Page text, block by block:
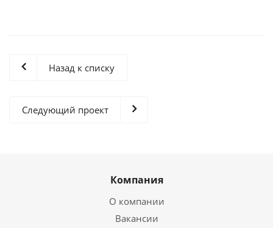
Назад к списку
Следующий проект
Компания
О компании
Вакансии